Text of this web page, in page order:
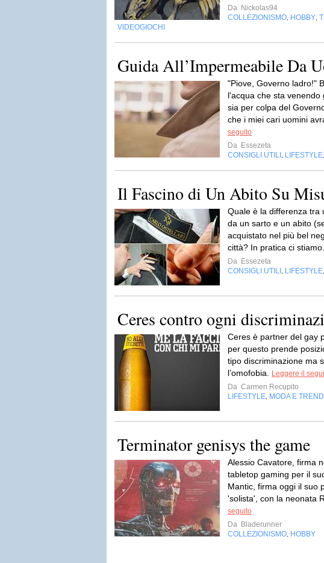
Da Nickolas94
COLLEZIONISMO HOBBY
VIDEOGIOCHI
Guida All’Impermeabile Da
"Piove, Governo ladro!"
l'acqua che sta venendo
sia per colpa del
che i miei cari uomini
seguito
Da Essezeta
CONSIGLI UTILI
LIFESTYLE
Il Fascino di Un Abito Su
Quale è la differenza tra
da un sarto e un abito
acquistato nel più bel
città? In pratica ci
Da Essezeta
CONSIGLI UTILI
LIFESTYLE
Ceres contro ogni
Ceres è partner del gay
per questo prende
tipo discriminazione ma
l’omofobia.
Leggere il
Da Carmen Recupito
LIFESTYLE MODA E TREND
Terminator genisys the game
Alessio Cavatore, firma
tabletop gaming per il
Mantic, firma oggi il suo
'solista', con la neonata
seguito
Da Bladerunner
COLLEZIONISMO HOBBY